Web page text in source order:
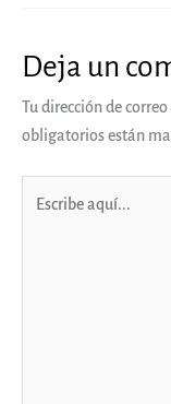
Deja un
Tu dirección de
obligatorios están